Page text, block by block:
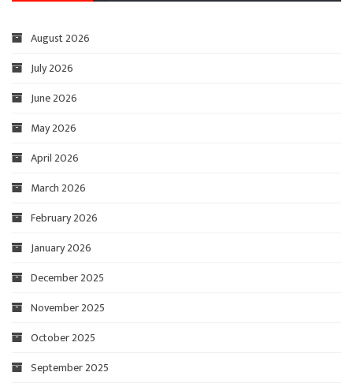
August 2026
July 2026
June 2026
May 2026
April 2026
March 2026
February 2026
January 2026
December 2025
November 2025
October 2025
September 2025